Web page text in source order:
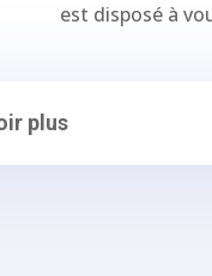
est disposé à
plus